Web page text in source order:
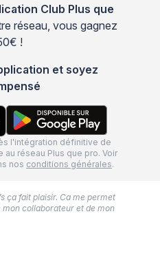
Club Plus que
réseau, vous gagnez
!
et soyez
l'intégration définitive de
réseau Plus que pro. Voir
nos conditions générales.
ça fait plaisir. Ca me permet
collaborateur et de mon